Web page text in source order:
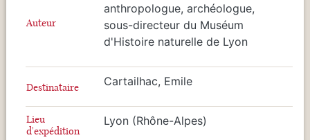
Auteur
anthropologue, archéologue,
sous-directeur du Muséum
d'Histoire naturelle de Lyon
Destinataire Cartailhac, Emile
Lieu
d'expédition
Lyon (Rhône-Alpes)